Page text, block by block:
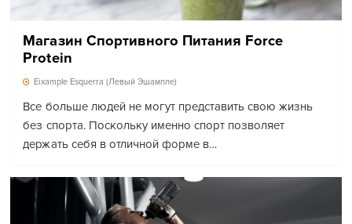
Магазин Спортивного Питания Force
Protein
Eixample Esquerra (Левый Эшампле)
Все больше людей не могут представить свою жизнь
без спорта. Поскольку именно спорт позволяет
держать себя в отличной форме в…